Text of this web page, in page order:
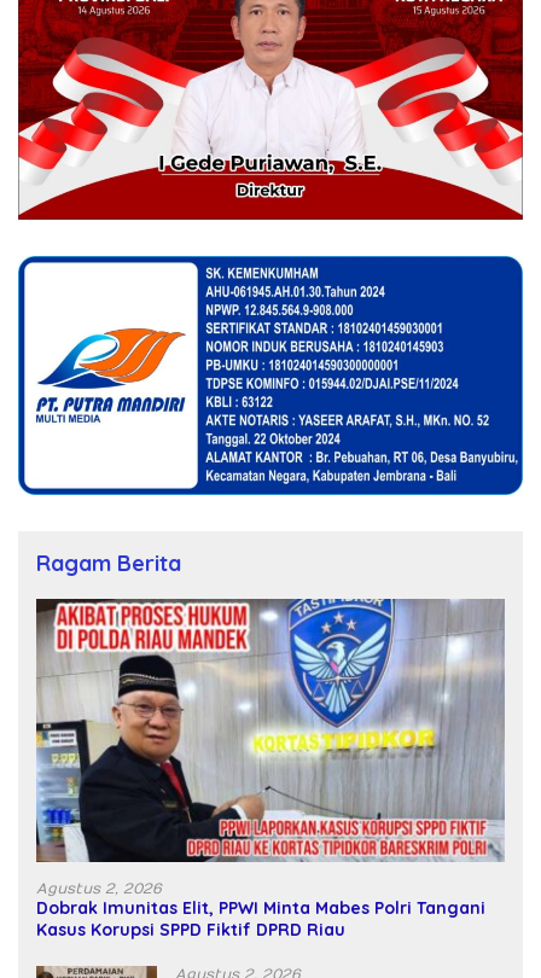
Ragam Berita
Agustus 2, 2026
Dobrak Imunitas Elit, PPWI Minta Mabes Polri Tangani
Kasus Korupsi SPPD Fiktif DPRD Riau
Agustus 2, 2026